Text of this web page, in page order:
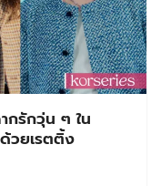
กรักวุ่น ๆ ใน
วยเรตติ้ง